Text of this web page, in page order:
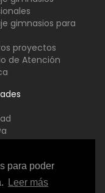
para poder
Leer más
gimnasios para
proyectos
de Atención